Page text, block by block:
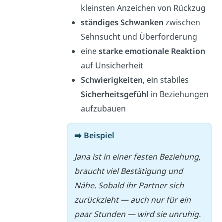
kleinsten Anzeichen von Rückzug
ständiges Schwanken zwischen
Sehnsucht und Überforderung
einestarke emotionale Reaktion
auf Unsicherheit
Schwierigkeiten, ein stabiles
Sicherheitsgefühl in Beziehungen
aufzubauen
➡️ Beispiel
Jana ist in einer festen Beziehung,
braucht viel Bestätigung und
Nähe. Sobald ihr Partner sich
zurückzieht — auch nur für ein
paar Stunden — wird sie unruhig.